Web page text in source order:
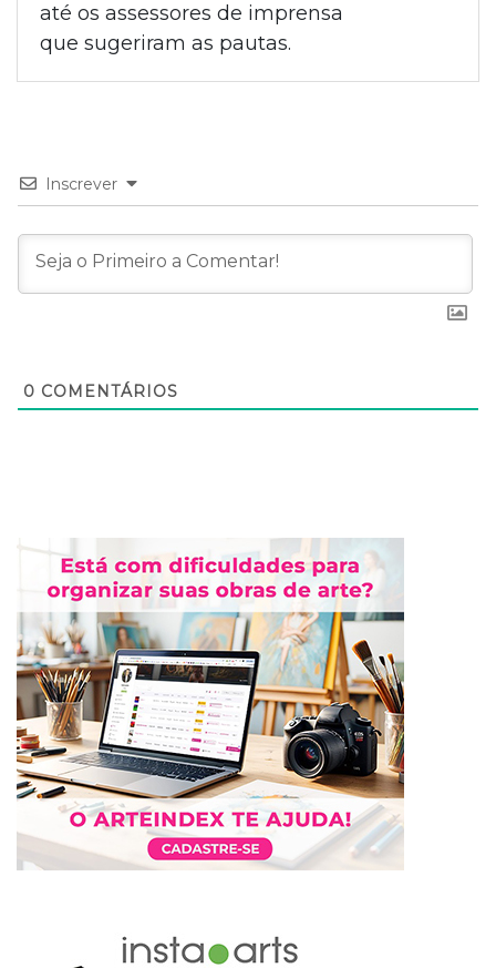
até os assessores de imprensa
que sugeriram as pautas.
Inscrever
0 COMENTÁRIOS